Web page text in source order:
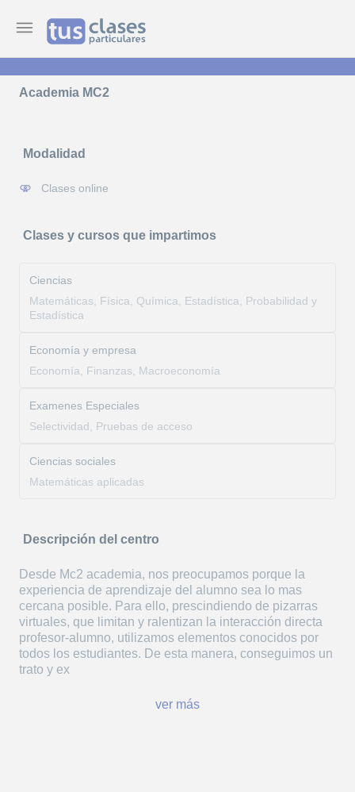
Academia MC2
Modalidad
Clases online
Clases y cursos que impartimos
Ciencias
Matemáticas, Física, Química, Estadística, Probabilidad y
Estadística
Economía y empresa
Economía, Finanzas, Macroeconomía
Examenes Especiales
Selectividad, Pruebas de acceso
Ciencias sociales
Matemáticas aplicadas
Descripción del centro
Desde Mc2 academia, nos preocupamos porque la
experiencia de aprendizaje del alumno sea lo mas
cercana posible. Para ello, prescindiendo de pizarras
virtuales, que limitan y ralentizan la interacción directa
profesor-alumno, utilizamos elementos conocidos por
todos los estudiantes. De esta manera, conseguimos un
trato y ex
ver más